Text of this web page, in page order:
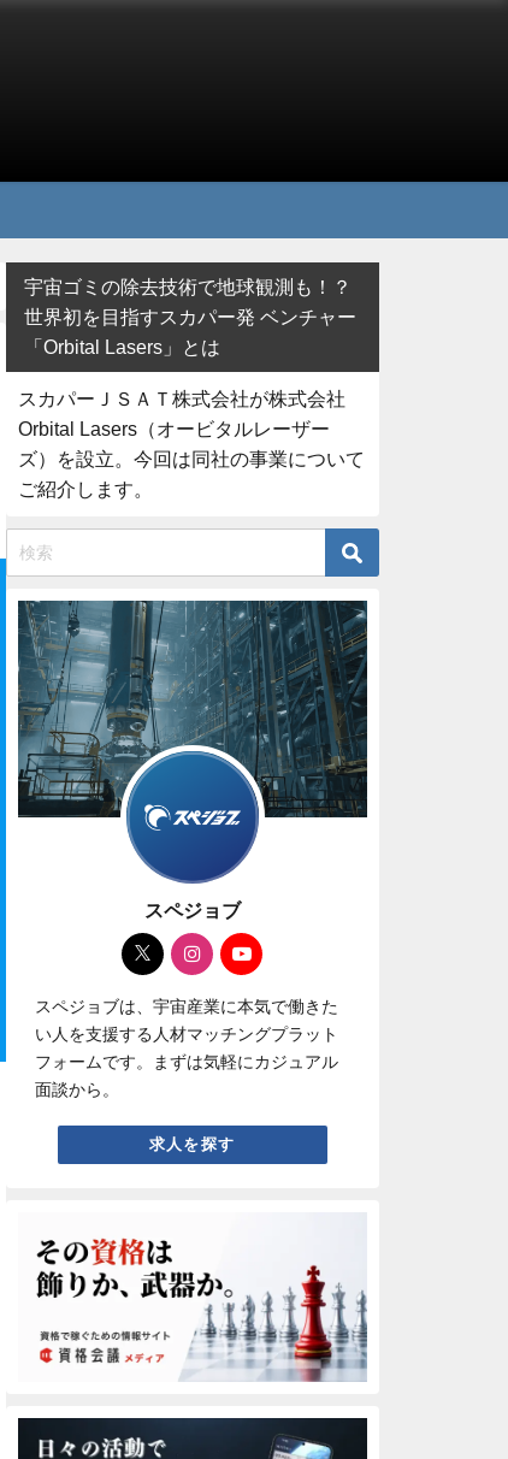
宇宙ゴミの除去技術で地球観測も！？
世界初を目指すスカパー発 ベンチャー
「Orbital Lasers」とは
スカパーＪＳＡＴ株式会社が株式会社
Orbital Lasers（オービタルレーザー
ズ）を設立。今回は同社の事業について
ご紹介します。
スペジョブ
スペジョブは、宇宙産業に本気で働きた
い人を支援する人材マッチングプラット
フォームです。まずは気軽にカジュアル
面談から。
求人を探す